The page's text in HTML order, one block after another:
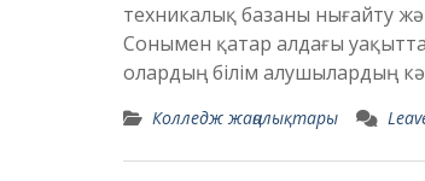
техникалық базаны нығайту
Сонымен қатар алдағы
олардың білім алушылардың
Колледж жаңалықтары